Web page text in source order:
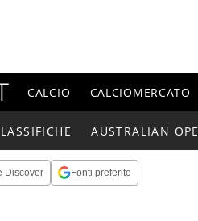
CALCIO CALCIOMERCATO
AUSTRALIAN
Discover Fonti preferite